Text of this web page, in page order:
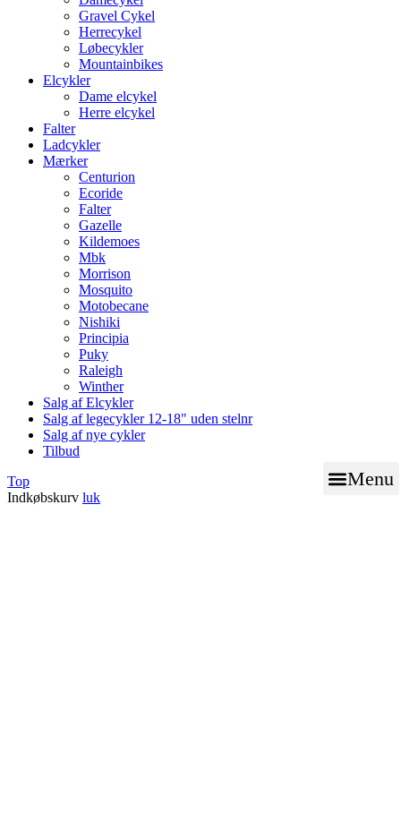
Menu
Gravel Cykel
Herrecykel
Løbecykler
Mountainbikes
Elcykler
Dame elcykel
Herre elcykel
Falter
Ladcykler
Mærker
Centurion
Ecoride
Falter
Gazelle
Kildemoes
Mbk
Morrison
Mosquito
Motobecane
Nishiki
Principia
Puky
Raleigh
Winther
Salg af Elcykler
Salg af legecykler 12-18" uden stelnr
Salg af nye cykler
Tilbud
Top
Indkøbskurv luk